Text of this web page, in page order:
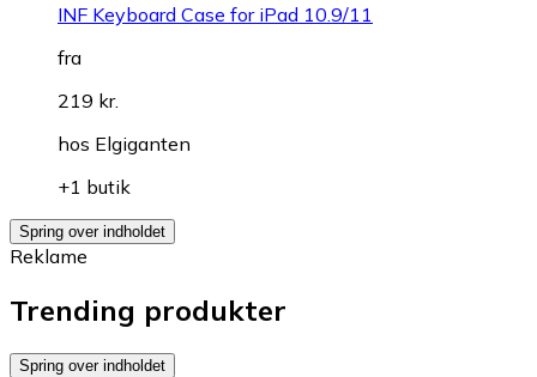
INF Keyboard Case for iPad 10.9/11
fra
219 kr.
hos Elgiganten
+1 butik
Spring over indholdet
Reklame
Trending produkter
Spring over indholdet